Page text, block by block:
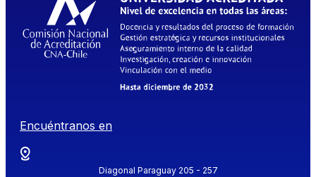
Encuéntranos en
Diagonal Paraguay 205 - 257